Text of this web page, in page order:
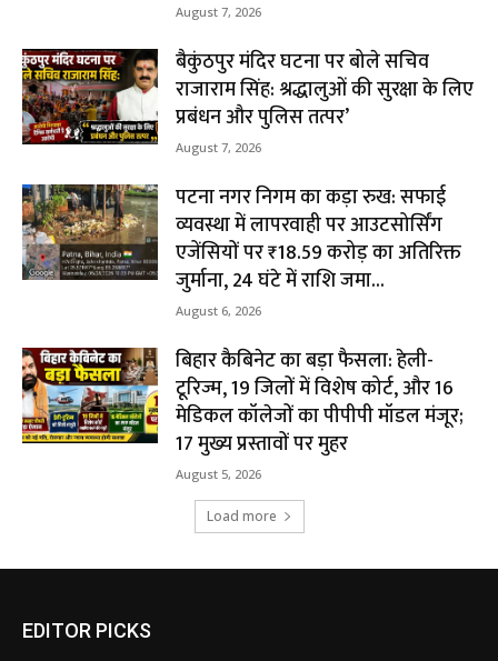
August 7, 2026
बैकुंठपुर मंदिर घटना पर बोले सचिव
राजाराम सिंह: श्रद्धालुओं की सुरक्षा के लिए
प्रबंधन और पुलिस तत्पर’
August 7, 2026
पटना नगर निगम का कड़ा रुख: सफाई
व्यवस्था में लापरवाही पर आउटसोर्सिंग
एजेंसियों पर ₹18.59 करोड़ का अतिरिक्त
जुर्माना, 24 घंटे में राशि जमा...
August 6, 2026
बिहार कैबिनेट का बड़ा फैसला: हेली-
टूरिज्म, 19 जिलों में विशेष कोर्ट, और 16
मेडिकल कॉलेजों का पीपीपी मॉडल मंजूर;
17 मुख्य प्रस्तावों पर मुहर
August 5, 2026
Load more
EDITOR PICKS